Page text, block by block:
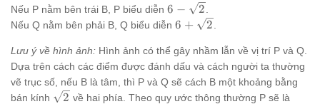
Nếu P nằm bên trái B, P biểu diễn 6 -
\sqrt{2}
6 − 2
Nếu Q nằm bên phải B, Q biểu diễn 6 +
6 + 2
Lưu ý về hình ảnh: Hình ảnh có thể gây nhầm lẫn về vị trí P và Q.
Dựa trên cách các điểm được đánh dấu và cách người ta thường
vẽ trục số, nếu B là tâm, thì P và Q sẽ cách B một khoảng bằng
bán kính \sqrt{2}
2 về hai phía. Theo quy ước thông thường P sẽ là